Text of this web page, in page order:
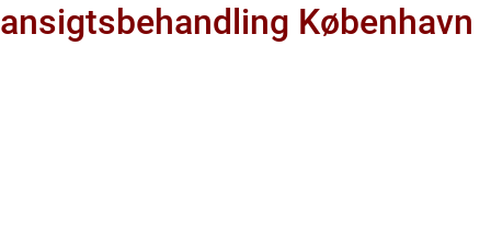
ansigtsbehandling København